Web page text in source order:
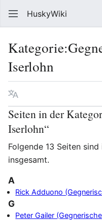
HuskyWiki
Kategorie:
Iserlohn
Sprache
Seiten in der
Iserlohn“
Folgende 13 Seiten
insgesamt.
A
Rick Adduono
G
Peter Gailer